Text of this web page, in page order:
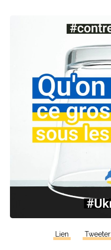
Lien Tweeter